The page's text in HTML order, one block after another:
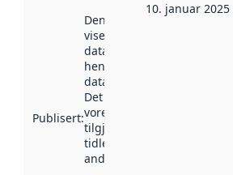
Publisert:
Denne datoen
viser når
datasettet vart
henta inn av
data.norge.no.
Det kan ha
vore
tilgjengeleg
tidlegare
andre stader.
10. januar 2025